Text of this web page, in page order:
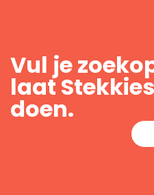
Vul je
laat
doen.